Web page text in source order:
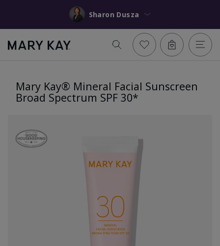
Sharon Dusza
Mary Kay® Mineral Facial Sunscreen
Broad Spectrum SPF 30*